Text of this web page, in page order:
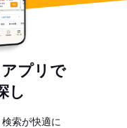
プリで
し
索が快適に